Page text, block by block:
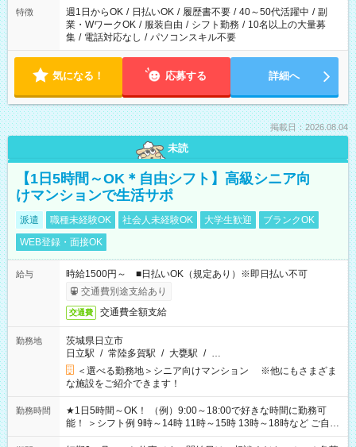
特徴 週1日からOK / 日払いOK / 履歴書不要 / 40～50代活躍中 / 副
業・WワークOK / 服装自由 / シフト勤務 / 10名以上の大量募
集 / 電話対応なし / パソコンスキル不要
気になる！ 応募する 詳細へ
掲載日：2026.08.04
未読
【1日5時間～OK＊自由シフト】高級シニア向
けマンションで生活サポ
派遣 職種未経験OK 社会人未経験OK 大学生歓迎
ブランクOK
WEB登録・面接OK
給与
時給1500円～ ■日払いOK（規定あり）※即日払い不可
交通費別途支給あり
交通費 交通費全額支給
勤務地
茨城県日立市
日立駅 / 常陸多賀駅 / 大甕駅 / …
＜選べる勤務地＞シニア向けマンション ※他にもさまざま
な施設をご紹介できます！
勤務時間
★1日5時間～OK！ （例）9:00～18:00で好きな時間に勤務可
能！ ＞シフト例 9時～14時 11時～15時 13時～18時など ご自身
のご都合に合わせて勤務時間をご相談ください！ ★家庭の都合